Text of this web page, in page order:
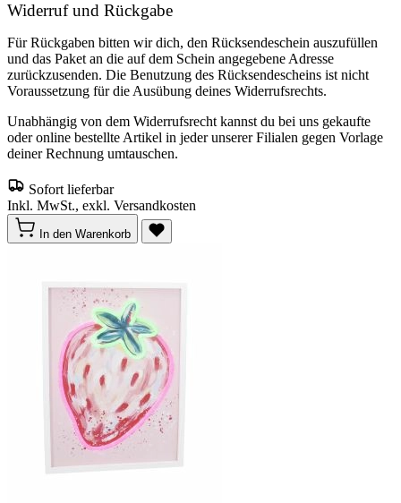
Widerruf und Rückgabe
Für Rückgaben bitten wir dich, den Rücksendeschein auszufüllen
und das Paket an die auf dem Schein angegebene Adresse
zurückzusenden. Die Benutzung des Rücksendescheins ist nicht
Voraussetzung für die Ausübung deines Widerrufsrechts.
Unabhängig von dem Widerrufsrecht kannst du bei uns gekaufte
oder online bestellte Artikel in jeder unserer Filialen gegen Vorlage
deiner Rechnung umtauschen.
Sofort lieferbar
Inkl. MwSt., exkl. Versandkosten
In den Warenkorb